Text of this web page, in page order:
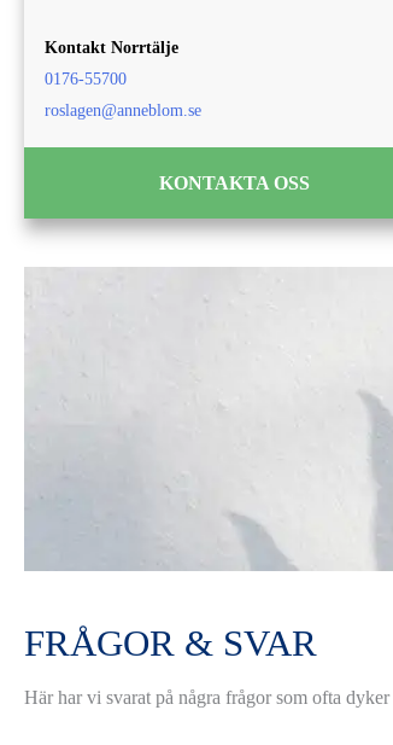
Kontakt Norrtälje
0176-55700
roslagen@anneblom.se
KONTAKTA OSS
FRÅGOR & SVAR
Här har vi svarat på några frågor som ofta